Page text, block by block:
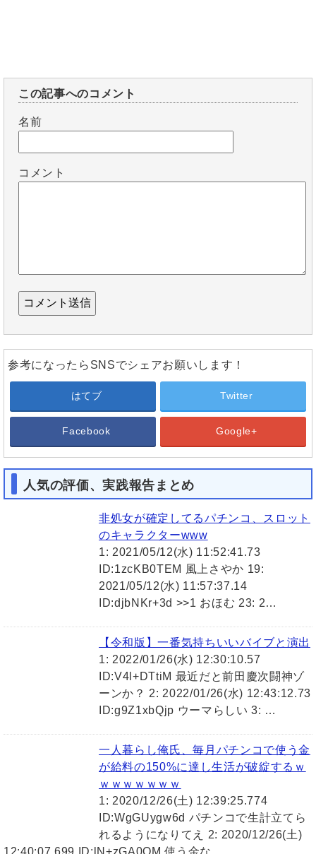
この記事へのコメント
名前
コメント
参考になったらSNSでシェアお願いします！
はてブ Twitter
Facebook Google+
人気の評価、実践報告まとめ
非処女が確定してるパチンコ、スロット
のキャラクターwww
1: 2021/05/12(水) 11:52:41.73
ID:1zcKB0TEM 風上さやか 19:
2021/05/12(水) 11:57:37.14
ID:djbNKr+3d >>1 おほむ 23: 2…
【令和版】一番気持ちいいバイブと演出
1: 2022/01/26(水) 12:30:10.57
ID:V4l+DTtiM 最近だと前田慶次闘神ゾ
ーンか？ 2: 2022/01/26(水) 12:43:12.73
ID:g9Z1xbQjp ウーマらしい 3: …
一人暮らし俺氏、毎月パチンコで使う金
が給料の150%に達し生活が破綻するｗ
ｗｗｗｗｗｗｗ
1: 2020/12/26(土) 12:39:25.774
ID:WgGUygw6d パチンコで生計立てら
れるようになりてえ 2: 2020/12/26(土)